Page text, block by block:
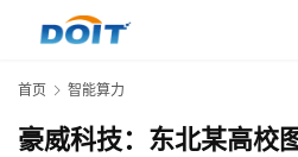
首页 智能算力
豪威科技：东北某高校